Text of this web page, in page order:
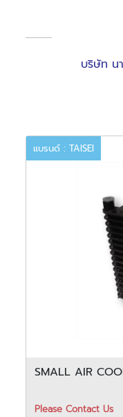
บริษัท น
แบรนด์ : TAISEI
SMALL AIR
Please Contact Us